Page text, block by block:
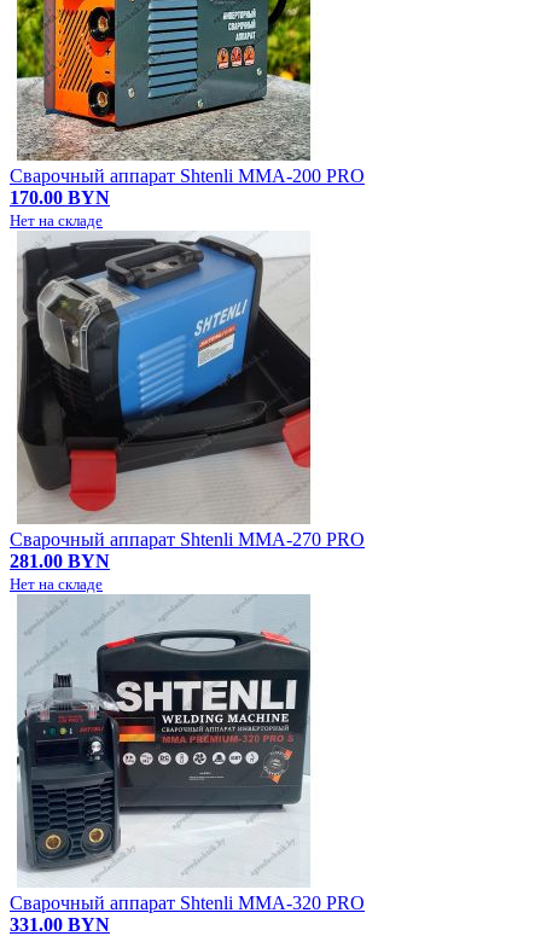
Сварочный аппарат Shtenli MMA-200 PRO
170.00 BYN
Нет на складе
Сварочный аппарат Shtenli MMA-270 PRO
281.00 BYN
Нет на складе
Сварочный аппарат Shtenli MMA-320 PRO
331.00 BYN